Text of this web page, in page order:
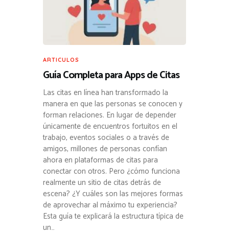
ARTICULOS
Guía Completa para Apps de Citas
Las citas en línea han transformado la
manera en que las personas se conocen y
forman relaciones. En lugar de depender
únicamente de encuentros fortuitos en el
trabajo, eventos sociales o a través de
amigos, millones de personas confían
ahora en plataformas de citas para
conectar con otros. Pero ¿cómo funciona
realmente un sitio de citas detrás de
escena? ¿Y cuáles son las mejores formas
de aprovechar al máximo tu experiencia?
Esta guía te explicará la estructura típica de
un…